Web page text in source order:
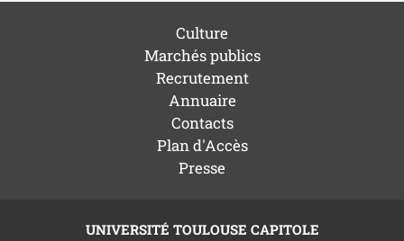
Culture
Marchés publics
Recrutement
Annuaire
Contacts
Plan d'Accès
Presse
UNIVERSITÉ TOULOUSE CAPITOLE